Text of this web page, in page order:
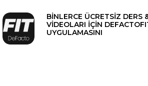
BİNLERCE ÜCRETSİZ DERS
VİDEOLARI İÇİN
UYGULAMASINI